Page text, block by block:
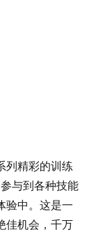
列精彩的训练
与到各种技能
验中。这是一
佳机会，千万